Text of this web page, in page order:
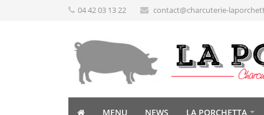
04 42 03 13 22 contact@charcuterie-
MENU NEWS LA PORCHETTA